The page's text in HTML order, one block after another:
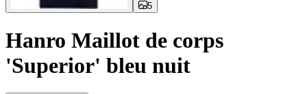
5
Hanro Maillot de corps
'Superior' bleu nuit